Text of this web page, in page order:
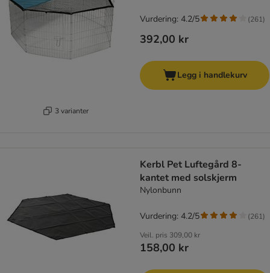
3 varianter
392,00 kr
Vurdering: 4.2/5 (261)
Legg i handlekurv
Kerbl Pet Luftegård 8-
kantet med solskjerm
Nylonbunn
Veil. pris 309,00 kr
158,00 kr
Vurdering: 4.2/5 (261)